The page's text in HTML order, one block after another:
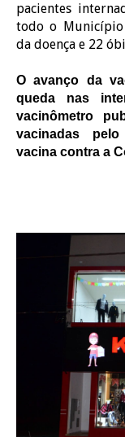
pacientes
todo o Município
da doença e 22
O avanço da
queda nas
vacinômetro
vacinadas
vacina contra a